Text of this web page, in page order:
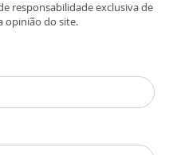
responsabilidade exclusiva de
opinião do site.